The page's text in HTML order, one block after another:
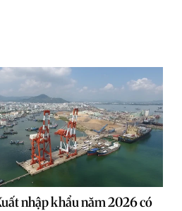
nhập khẩu năm 2026 có